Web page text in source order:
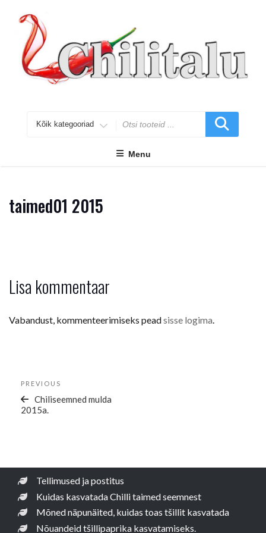
content
for
Menu
taimed01 2015
Lisa kommentaar
Vabandust, kommenteerimiseks peadsisse logima.
Previous
Post
PREVIOUS
Chiliseemned mulda
2015a.
Tellimused ja postitus
Kuidas kasvatada Chilli taimed seemnest
Mõned näpunäited, kuidas toas tšillit kasvatada
Nõuandeid tšillipaprika kasvatamiseks.